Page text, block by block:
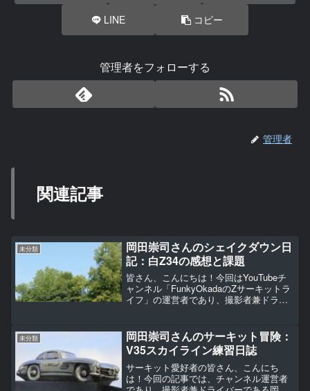
LINE コピー
管理者をフォローする
管理者
関連記事
未分類
岡田崇司さんのシェイクダウン日
記：白Z34の感想と課題
皆さん、こんにちは！今回はYouTubeチ
ャンネル「FunkyOkadaのZサーキットラ
イフ」の運営者であり、撮影者兼ドライ
岡田さんが白Z34に行ったGTウイングと
バネ...
未分類
岡田崇司さんのサーキット冒険：
V35スカイライン練習日誌
サーキット愛好者の皆さん、こんにち
は！今回の記事では、チャンネル運営者